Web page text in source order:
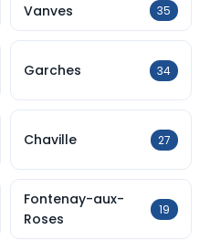
Vanves 35
Garches 34
Chaville 27
Fontenay-aux-
Roses
19